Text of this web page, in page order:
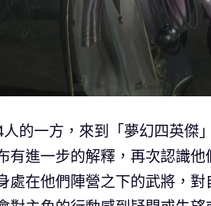
的一方，來到「夢幻四英傑
有進一步的解釋，再次認識
處在他們陣營之下的武將，